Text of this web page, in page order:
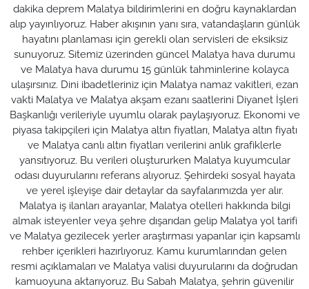
dakika deprem Malatya bildirimlerini en doğru kaynaklardan
alıp yayınlıyoruz. Haber akışının yanı sıra, vatandaşların günlük
hayatını planlaması için gerekli olan servisleri de eksiksiz
sunuyoruz. Sitemiz üzerinden güncel Malatya hava durumu
ve Malatya hava durumu 15 günlük tahminlerine kolayca
ulaşırsınız. Dini ibadetleriniz için Malatya namaz vakitleri, ezan
vakti Malatya ve Malatya akşam ezanı saatlerini Diyanet İşleri
Başkanlığı verileriyle uyumlu olarak paylaşıyoruz. Ekonomi ve
piyasa takipçileri için Malatya altın fiyatları, Malatya altın fiyatı
ve Malatya canlı altın fiyatları verilerini anlık grafiklerle
yansıtıyoruz. Bu verileri oluştururken Malatya kuyumcular
odası duyurularını referans alıyoruz. Şehirdeki sosyal hayata
ve yerel işleyişe dair detaylar da sayfalarımızda yer alır.
Malatya iş ilanları arayanlar, Malatya otelleri hakkında bilgi
almak isteyenler veya şehre dışarıdan gelip Malatya yol tarifi
ve Malatya gezilecek yerler araştırması yapanlar için kapsamlı
rehber içerikleri hazırlıyoruz. Kamu kurumlarından gelen
resmi açıklamaları ve Malatya valisi duyurularını da doğrudan
kamuoyuna aktarıyoruz. Bu Sabah Malatya, şehrin güvenilir